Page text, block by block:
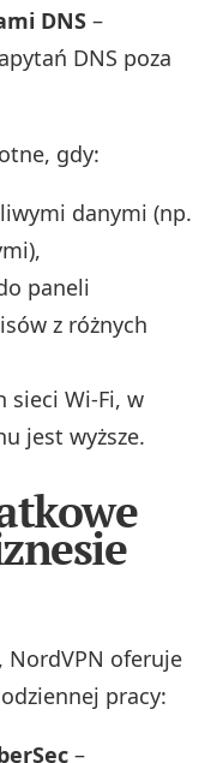
DNS –
DNS poza
gdy:
danymi (np.
paneli
z różnych
sieci Wi‑Fi, w
jest wyższe.
NordVPN oferuje
pracy:
–